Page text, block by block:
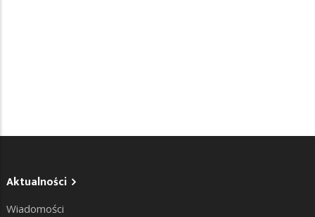
Aktualności
Wiadomości